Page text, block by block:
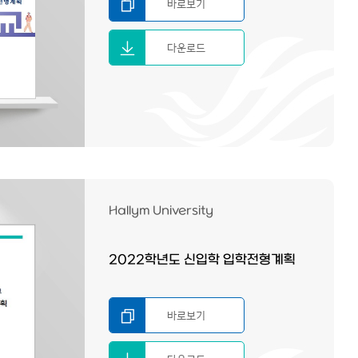
바로보기
다운로드
Hallym University
2022학년도 신입학 입학전형계획
바로보기